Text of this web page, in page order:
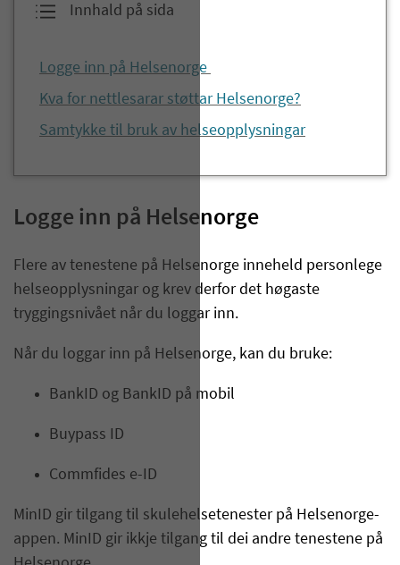
Innhald på sida
Logge inn på Helsenorge
Kva for nettlesarar støttar Helsenorge?
Samtykke til bruk av helseopplysningar
Logge inn på Helsenorge
Flere av tenestene på Helsenorge inneheld personlege
helseopplysningar og krev derfor det høgaste
tryggingsnivået når du loggar inn.
Når du loggar inn på Helsenorge, kan du bruke:
BankID og BankID på mobil
Buypass ID
Commfides e-ID
MinID gir tilgang til skulehelsetenesterpå Helsenorge-
appen. MinID gir ikkje tilgang til dei andre tenestene på